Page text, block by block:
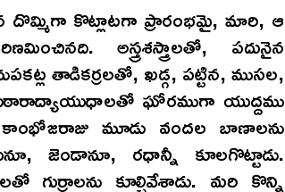
దొమ్మిగా కొట్లాటగా ప్రారంభమై, మారి, ఆ
అస్త్రశస్త్రాలతో, పదునైన
తాడికర్రలతో, ఖడ్గ, పట్టిన, ముసల,
ఘోరముగా యుద్దము
మూడు వందల బాణాలను
జెండానూ, రధాన్నీ కూలగొట్టాడు.
కూల్చివేశాడు. మరి కొన్ని